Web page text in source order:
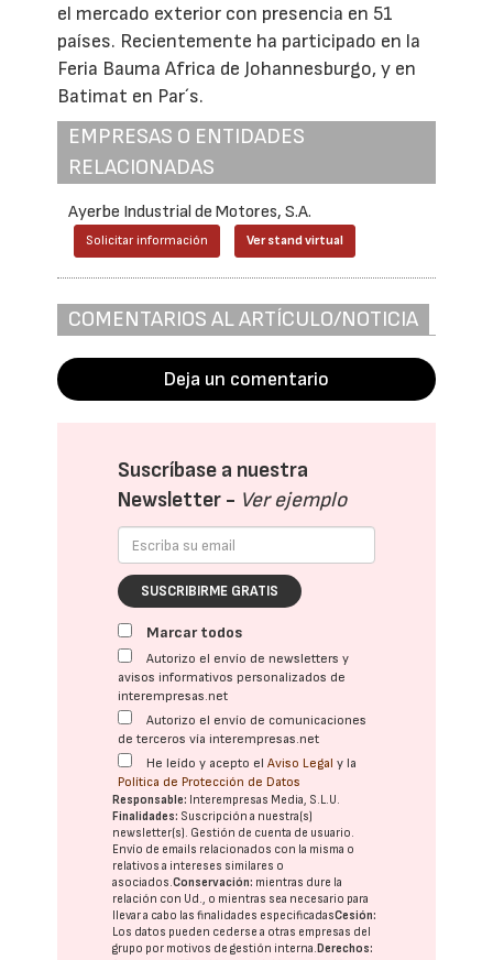
el mercado exterior con presencia en 51
países. Recientemente ha participado en la
Feria Bauma Africa de Johannesburgo, y en
Batimat en Par´s.
EMPRESAS O ENTIDADES
RELACIONADAS
Ayerbe Industrial de Motores, S.A.
Solicitar información Ver stand virtual
COMENTARIOS AL ARTÍCULO/NOTICIA
Deja un comentario
Suscríbase a nuestra
Newsletter - Ver ejemplo
SUSCRIBIRME GRATIS
Marcar todos
Autorizo el envío de newsletters y
avisos informativos personalizados de
interempresas.net
Autorizo el envío de comunicaciones
de terceros vía interempresas.net
He leído y acepto elAviso Legal y la
Política de Protección de Datos
Responsable: Interempresas Media, S.L.U.
Finalidades: Suscripción a nuestra(s)
newsletter(s). Gestión de cuenta de usuario.
Envío de emails relacionados con la misma o
relativos a intereses similares o
asociados.Conservación: mientras dure la
relación con Ud., o mientras sea necesario para
llevar a cabo las finalidades especificadasCesión:
Los datos pueden cederse a otras empresas del
grupo por motivos de gestión interna. Derechos: